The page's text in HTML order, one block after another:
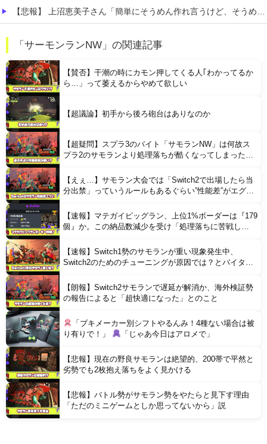
【悲報】 上沼恵美子さん「簡単にそうめん作れ言うけど、そうめん作りて地獄なんよ」
このパソコン買おうか迷ってるから背中を刺してくれｗｗｗ
Powered by livedoor 相互RSS
「サーモンランNW」の関連記事
【賛否】干潮の時にカモン押してくる人｢わかってるか
ら…」って萎えるからやめて欲しい
【超議論】初手から後ろ砲台はありなのか
【超疑問】スプラ3のバイト「サモランNW」は何故ス
プラ2のサモランより処理落ちが酷くなってしまったの
【えぇ…】サモラン大会では「Switch2で出場したら当
分出禁」っていうルールもあるぐらい”性能差”がエグい
【速報】マテガイビッグラン、上位1%ボーダーは『179
個』か。この納品数減少を受け「処理落ちに苦戦し
【速報】Switch1勢のサモランが重い現象発生中、
Switch2のためのチューニングが原因では？とバイター
【朗報】Switch2サモランで遅延が解消か、海外検証勢
の報告によると「超快適になった」とのこと
「ブキメーカー別シフトやるんみ！4種ない場合は被
り有りで！」
「じゃあ今日はアロメで」
【悲報】現在の野良サモランは絶望的、200帯で平然と
劣勢でも2枚抱え落ちをよく見かける
【悲報】バトル勢がサモラン勢をやたらと見下す理由
「ただのミニゲームとしか思ってないから」説